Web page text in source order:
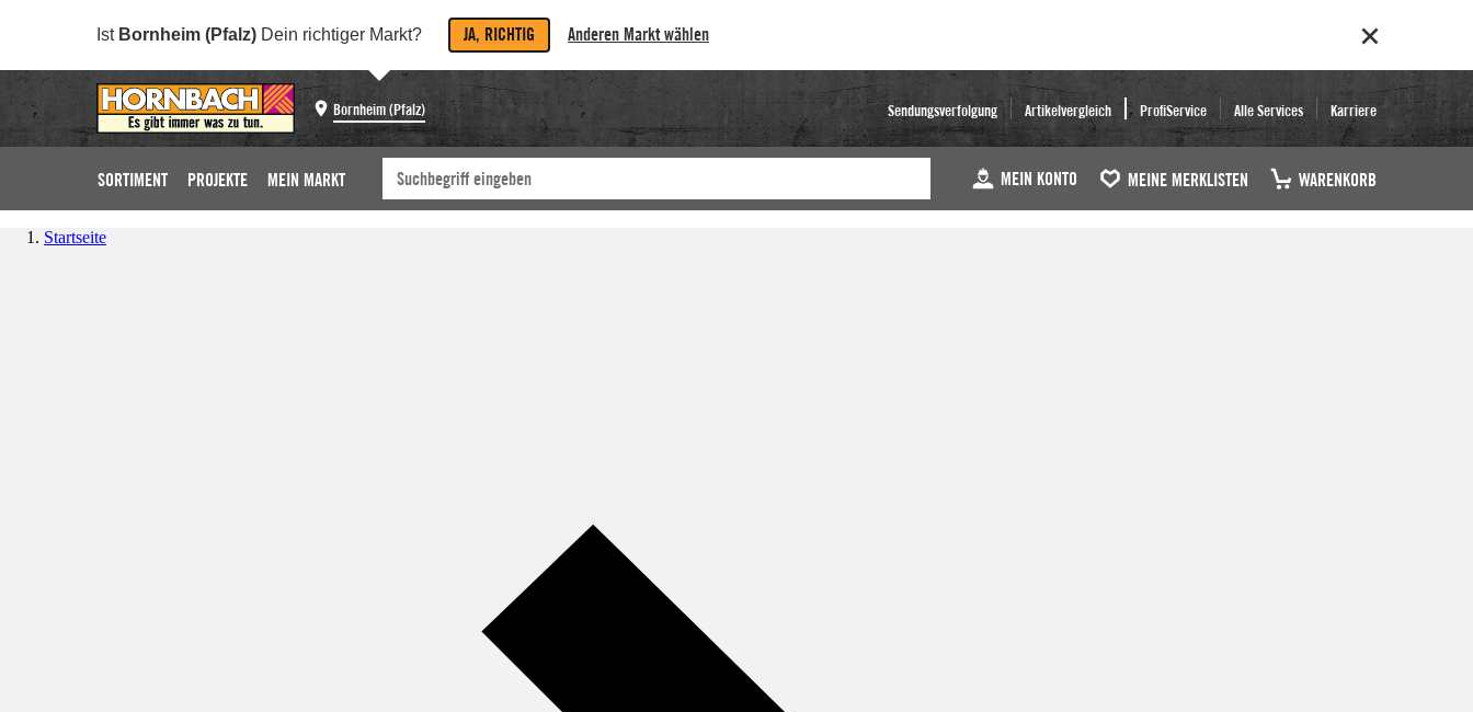
Ist Bornheim (Pfalz) Dein richtiger Markt? JA, RICHTIG Anderen Markt wählen
Bornheim (Pfalz) Sendungsverfolgung Artikelvergleich ProfiService Alle Services Karriere
SORTIMENT PROJEKTE MEIN MARKT MEIN KONTO MEINE MERKLISTEN WARENKORB
Startseite